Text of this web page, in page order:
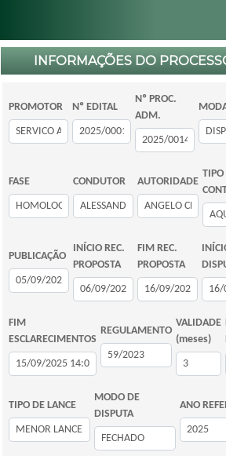
INFORMAÇÕES DO
PROMOTOR Nº EDITAL
Nº PROC.
ADM.
FASE CONDUTOR AUTORIDADE
TIPO
PUBLICAÇÃO
INÍCIO REC.
PROPOSTA
FIM REC.
PROPOSTA
FIM
ESCLARECIMENTOS
REGULAMENTO
VALIDADE
(meses)
TIPO DE LANCE
MODO DE
DISPUTA
ANO